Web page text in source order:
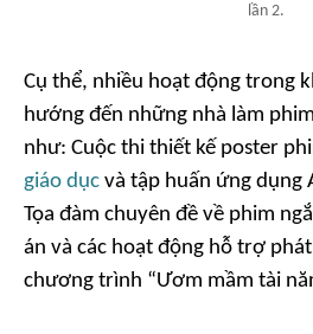
lần 2.
Cụ thể, nhiều hoạt động trong
hướng đến những nhà làm
như: Cuộc thi thiết kế poster
giáo dục và tập huấn ứng dụng
Tọa đàm chuyên đề về phim
án và các hoạt động hỗ trợ
chương trình “Ươm mầm tài